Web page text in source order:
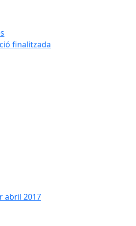
finalitzada
abril 2017